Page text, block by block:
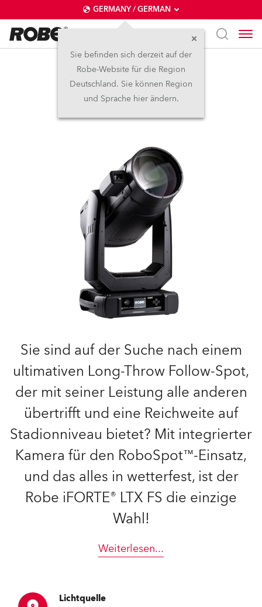
GERMANY / GERMAN
Sie befinden sich derzeit auf der
Robe-Website für die Region
Deutschland. Sie können Region
und Sprache hier ändern.
iFORTE® LTX FS
IP65
Sie sind auf der Suche nach einem
ultimativen Long-Throw Follow-Spot,
der mit seiner Leistung alle anderen
übertrifft und eine Reichweite auf
Stadionniveau bietet? Mit integrierter
Kamera für den RoboSpot™-Einsatz,
und das alles in wetterfest, ist der
Robe iFORTE® LTX FS die einzige
Wahl!
Weiterlesen...
Lichtquelle